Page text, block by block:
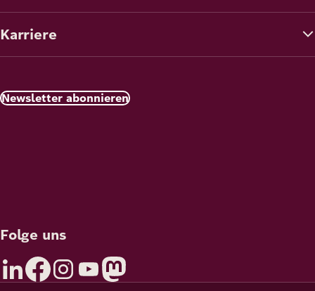
Karriere
Newsletter abonnieren
Folge uns